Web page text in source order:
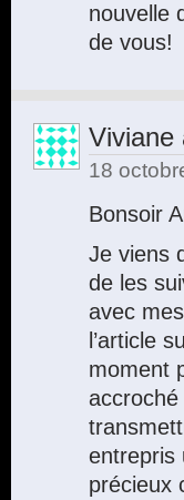
nouvelle
de vous!
Viviane
18
Bonsoir
Je viens
de les
avec
l’article
moment
entrepris
précieux